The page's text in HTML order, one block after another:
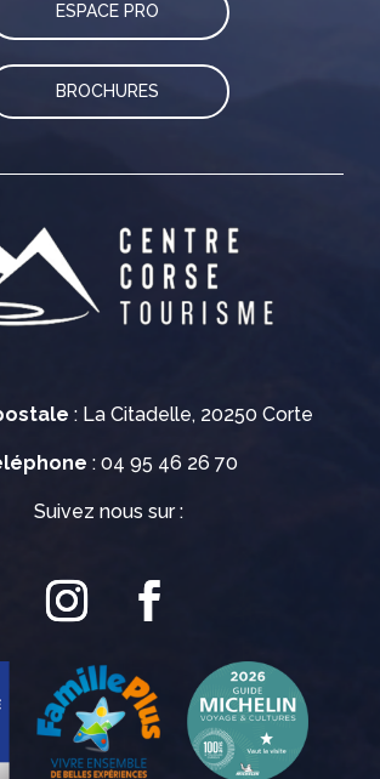
: La Citadelle, 20250 Corte
: 04 95 46 26 70
Suivez nous sur :
ESPACE PRO
BROCHURES